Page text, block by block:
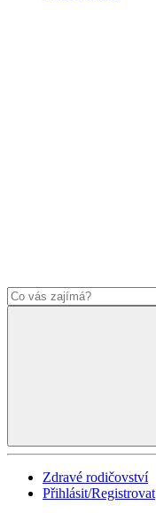
Zdravé rodičovství
Přihlásit/Registrovat